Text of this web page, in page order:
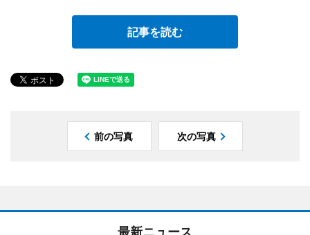
記事を読む
前の写真 次の写真
最新ニュース